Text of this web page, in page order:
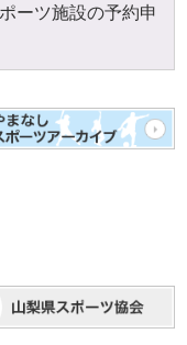
ーツ施設の予約申